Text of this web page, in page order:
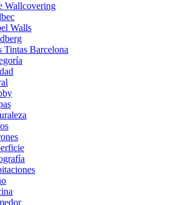
Wallcovering
Walls
Tintas Barcelona